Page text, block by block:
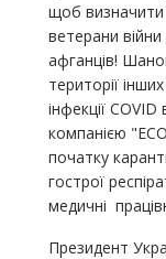
щоб
ветерани війни
афганців!
території
інфекції
компанією
початку
гострої
медичні
Президент